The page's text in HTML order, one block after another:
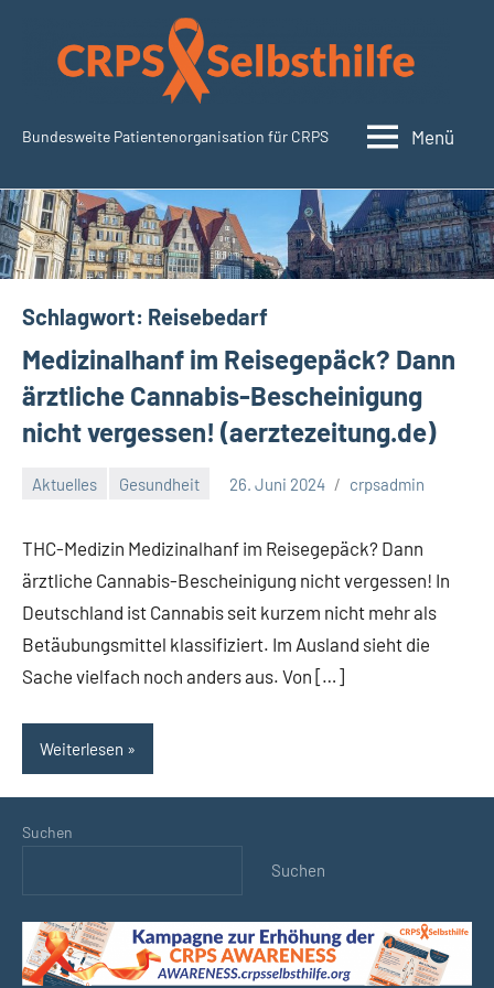
springen
SudeckSelbsthilfe.org
Bundesweite Patientenorganisation für CRPS Menü
Schlagwort: Reisebedarf
Medizinalhanf im Reisegepäck? Dann
ärztliche Cannabis-Bescheinigung
nicht vergessen! (aerztezeitung.de)
Aktuelles Gesundheit 26. Juni 2024 crpsadmin
THC-Medizin Medizinalhanf im Reisegepäck? Dann
ärztliche Cannabis-Bescheinigung nicht vergessen! In
Deutschland ist Cannabis seit kurzem nicht mehr als
Betäubungsmittel klassifiziert. Im Ausland sieht die
Sache vielfach noch anders aus. Von […]
Weiterlesen
Suchen
Suchen